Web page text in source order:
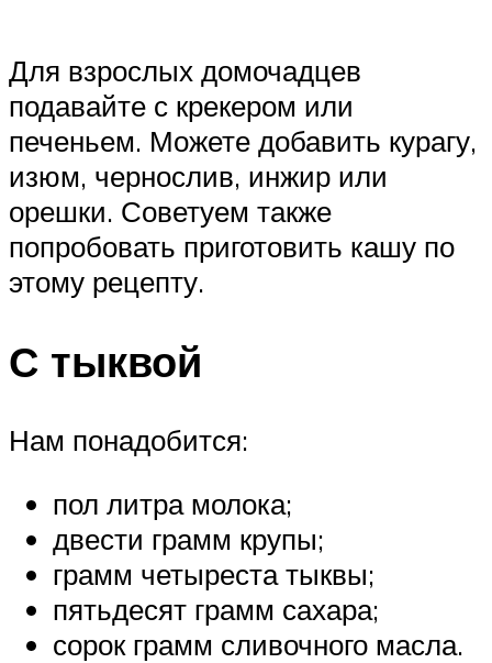
Для взрослых домочадцев
подавайте с крекером или
печеньем. Можете добавить курагу,
изюм, чернослив, инжир или
орешки. Советуем также
попробовать приготовить кашу по
этому рецепту.
С тыквой
Нам понадобится:
пол литра молока;
двести грамм крупы;
грамм четыреста тыквы;
пятьдесят грамм сахара;
сорок грамм сливочного масла.